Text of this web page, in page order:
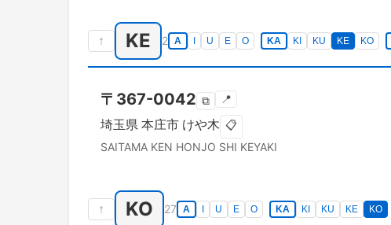
↑ KE 2 A U E O KA KI KU KE KO
〒 367-0042 ⧉ 📍
埼玉県 本庄市 けや木 📋
SAITAMA KEN HONJO SHI KEYAKI
↑ KO 27 A U E O KA KI KU KE KO